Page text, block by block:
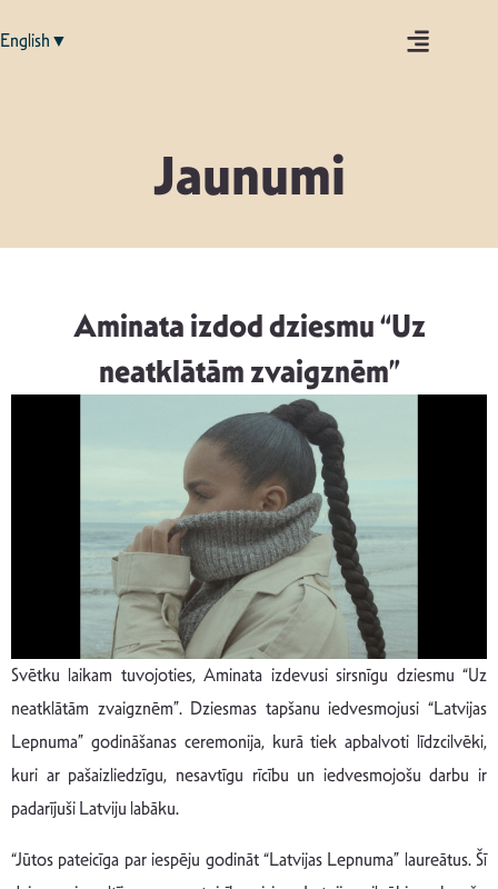
English▼
Jaunumi
Aminata izdod dziesmu “Uz
neatklātām zvaigznēm”
Svētku laikam tuvojoties, Aminata izdevusi sirsnīgu dziesmu “Uz
neatklātām zvaigznēm”. Dziesmas tapšanu iedvesmojusi “Latvijas
Lepnuma” godināšanas ceremonija, kurā tiek apbalvoti līdzcilvēki,
kuri ar pašaizliedzīgu, nesavtīgu rīcību un iedvesmojošu darbu ir
padarījuši Latviju labāku.
“Jūtos pateicīga par iespēju godināt “Latvijas Lepnuma” laureātus. Šī